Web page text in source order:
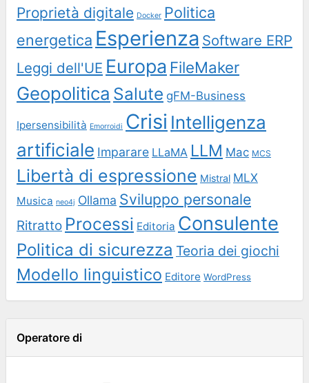
Proprietà digitale Docker Politica
energetica Esperienza Software ERP
Leggi dell'UE Europa FileMaker
Geopolitica Salute gFM-Business
Ipersensibilità Emorroidi Crisi Intelligenza
artificiale Imparare LLaMA LLM Mac MCS
Libertà di espressione Mistral MLX
Musica neo4j Ollama Sviluppo personale
Ritratto Processi Editoria Consulente
Politica di sicurezza Teoria dei giochi
Modello linguistico Editore WordPress
Operatore di